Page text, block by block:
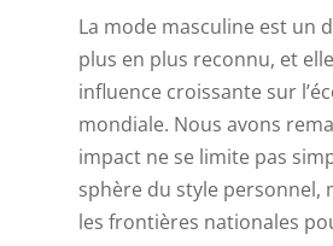
La mode masculine est un
plus en plus reconnu, et
influence croissante sur
mondiale. Nous avons
impact ne se limite pas
sphère du style personnel,
les frontières nationales